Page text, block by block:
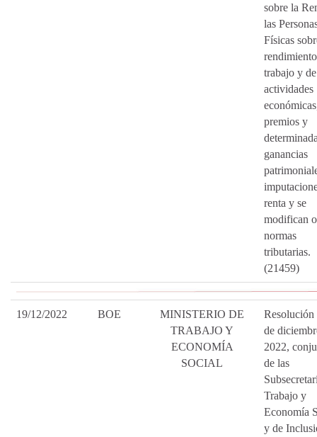
sobre la
las
Físicas
trabajo y de
actividades
premios y
ganancias
renta y se
modifican
normas
tributarias.
(21459)
19/12/2022 BOE
MINISTERIO DE
TRABAJO Y
ECONOMÍA
SOCIAL
Resolución
de
2022,
de las
Trabajo y
Economía
y de